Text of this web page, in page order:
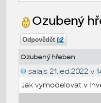
Ozubený
Odpovědět
Ozubený hřeben
salajs 21.led.2022 v
Jak vymodelovat v